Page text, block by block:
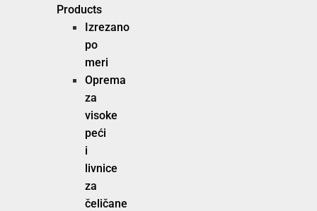
Products
Izrezano
po
meri
Oprema
za
visoke
peći
i
livnice
za
čeličane